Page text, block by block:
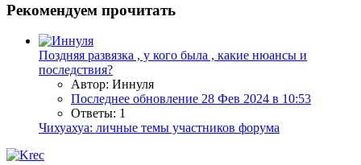
Рекомендуем прочитать
Поздняя развязка , у кого была , какие нюансы и
последствия?
Автор: Иннуля
Последнее обновление 28 Фев 2024 в 10:53
Ответы: 1
Чихуахуа: личные темы участников форума